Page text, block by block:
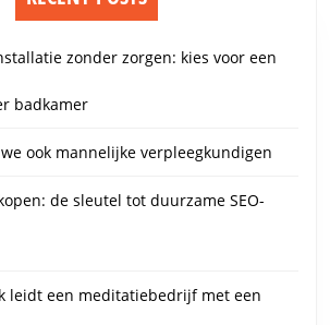
zonder zorgen: kies voor een
badkamer
ook mannelijke verpleegkundigen
de sleutel tot duurzame SEO-
leidt een meditatiebedrijf met een